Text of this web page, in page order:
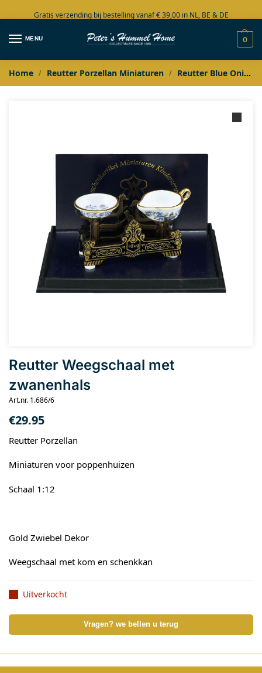
Gratis verzending bij bestelling vanaf € 39,00 in NL, BE & DE
Grote collectie in voorraad
MENU 0
Home / Reutter Porzellan Miniaturen / Reutter Blue Onion Gold
Reutter Weegschaal met
zwanenhals
Art.nr. 1.686/6
€29.95
Reutter Porzellan
Miniaturen voor poppenhuizen
Schaal 1:12
Gold Zwiebel Dekor
Weegschaal met kom en schenkkan
Uitverkocht
Vragen? we bellen u terug